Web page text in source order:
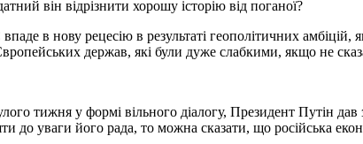
він відрізнити хорошу історію від поганої?
в нову рецесію в результаті геополітичних амбіцій,
держав, які були дуже слабкими, якщо не
тижня у формі вільного діалогу, Президент Путін
до уваги його рада, то можна сказати, що російська